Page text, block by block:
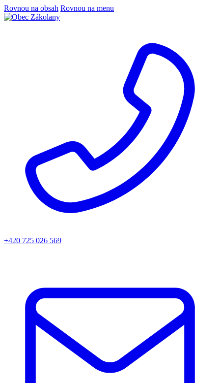
Rovnou na obsah Rovnou na menu
+420 725 026 569